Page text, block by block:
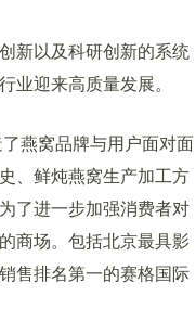
新以及科研创新的系统
业迎来高质量发展。
燕窝品牌与用户面对面
、鲜炖燕窝生产加工方
了进一步加强消费者对
商场。包括北京最具影
售排名第一的赛格国际